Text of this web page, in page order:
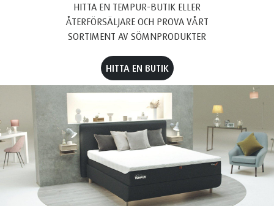
HITTA EN TEMPUR-BUTIK ELLER
ÅTERFÖRSÄLJARE OCH PROVA VÅRT
SORTIMENT AV SÖMNPRODUKTER
HITTA EN BUTIK